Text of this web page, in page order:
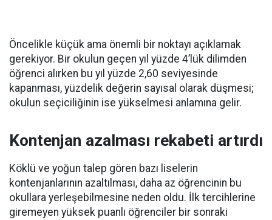
Öncelikle küçük ama önemli bir noktayı açıklamak
gerekiyor. Bir okulun geçen yıl yüzde 4’lük dilimden
öğrenci alırken bu yıl yüzde 2,60 seviyesinde
kapanması, yüzdelik değerin sayısal olarak düşmesi;
okulun seçiciliğinin ise yükselmesi anlamına gelir.
Kontenjan azalması rekabeti artırdı
Köklü ve yoğun talep gören bazı liselerin
kontenjanlarının azaltılması, daha az öğrencinin bu
okullara yerleşebilmesine neden oldu. İlk tercihlerine
giremeyen yüksek puanlı öğrenciler bir sonraki